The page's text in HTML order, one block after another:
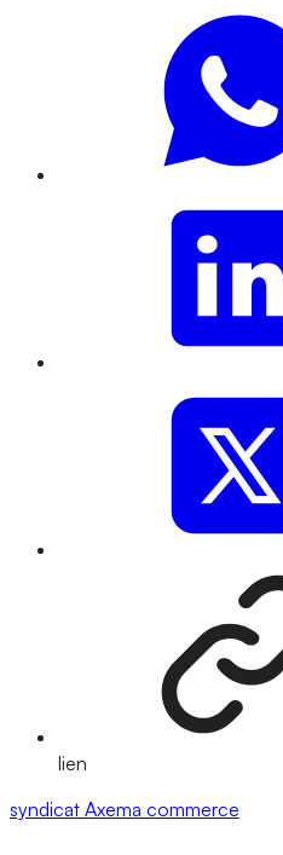
lien
syndicat Axema commerce